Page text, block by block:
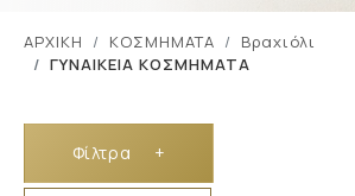
ΑΡΧΙΚΗ ΚΟΣΜΗΜΑΤΑ
Βραχιόλι
ΓΥΝΑΙΚΕΙΑ ΚΟΣΜΗΜΑΤΑ
Φίλτρα +